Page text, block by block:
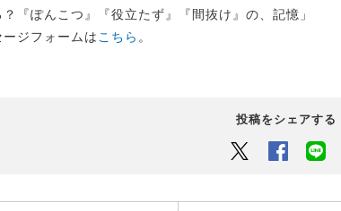
？『ぽんこつ』『役立たず』『間抜け』の、記憶」
ージフォームは こちら 。
投稿をシェアする
Twitter Facebook